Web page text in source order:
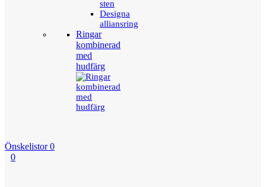
sten
Designa
alliansring
Ringar
kombinerad
med
hudfärg
Önskelistor 0
0